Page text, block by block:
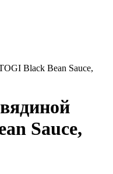
Black Bean Sauce,
Sauce,